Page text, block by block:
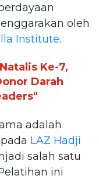
oleh
Institute.
Ke-7,
Darah
adalah
LAZ Hadji
salah satu
ini